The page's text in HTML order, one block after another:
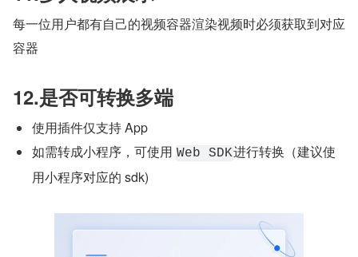
每一位用户都有自己的视频容器渲染视频时必须获取到对应
容器
12.是否可转换多端
使用插件仅支持 App
如需转成小程序，可使用 Web SDK进行转换（建议使
用小程序对应的 sdk)